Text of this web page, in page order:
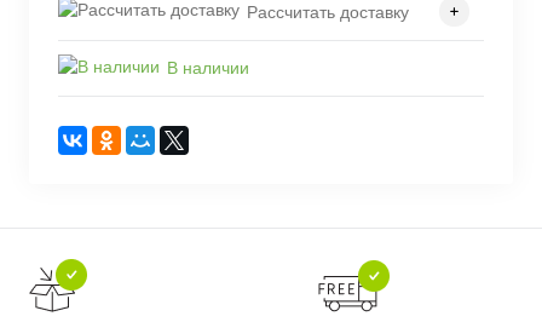
Рассчитать доставку
В наличии